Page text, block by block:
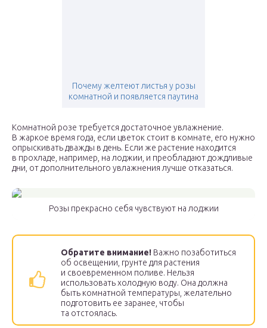
Почему желтеют листья у розы
комнатной и появляется паутина
Комнатной розе требуется достаточное увлажнение.
В жаркое время года, если цветок стоит в комнате, его нужно
опрыскивать дважды в день. Если же растение находится
в прохладе, например, на лоджии, и преобладают дождливые
дни, от дополнительного увлажнения лучше отказаться.
Розы прекрасно себя чувствуют на лоджии
Обратите внимание! Важно позаботиться
об освещении, грунте для растения
и своевременном поливе. Нельзя
использовать холодную воду. Она должна
быть комнатной температуры, желательно
подготовить ее заранее, чтобы
та отстоялась.